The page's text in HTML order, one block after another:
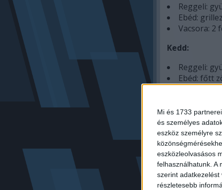
Mi és 1733
és személyes
eszköz személyre
eszközleolvasásos
felhasználhatunk. A
szerint
részletesebb
Reggeli:
Ebéd:
Vacsora: 2
Kedd:
Reggeli:
Ebéd: főtt
Vacsora:
Szerda:
Reggeli:
Ebéd:
Vacsora: 2
Csütörtök: